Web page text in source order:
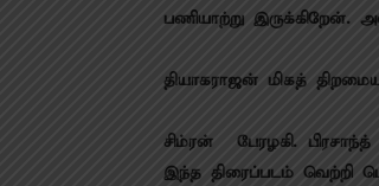
பணியாற்று
தியாகராஜன் மிகத்
சிம்ரன் – பேரழகி.
இந்த திரைப்படம் வெற்றி